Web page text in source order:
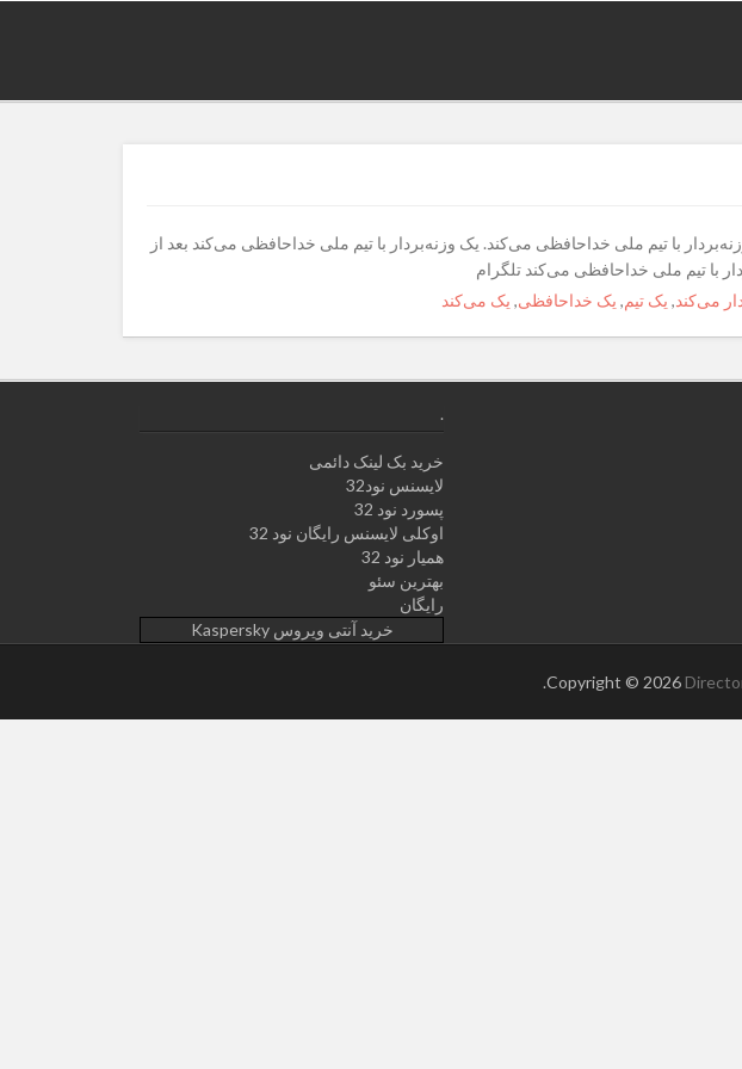
با تیم ملی خداحافظی می‌کند. یک وزنه‌بردار با تیم ملی خداحافظی می‌کند بعد از
با تیم ملی خداحافظی می‌کند تلگرام
می‌کند, یک تیم, یک خداحافظی, یک می‌کند
.
خرید بک لینک دائمی
لایسنس نود32
پسورد نود 32
اوکلی لایسنس رایگان نود 32
همیار نود 32
بهترین سئو
رایگان
خرید آنتی ویروس Kaspersky
Copyright © 2026
.